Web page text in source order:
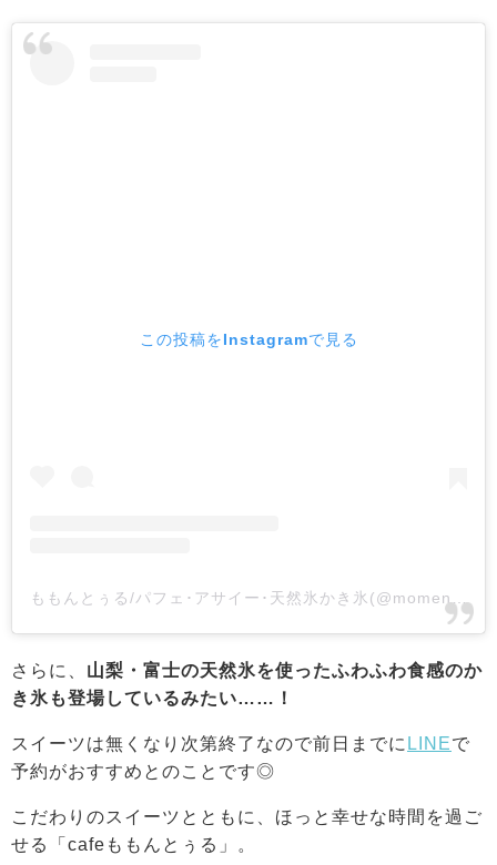
この投稿をInstagramで見る
さらに、 山梨・富士の天然氷を使ったふわふわ食感のか
き氷も登場しているみたい……！
スイーツは無くなり次第終了なので前日までに LINEで
予約がおすすめとのことです◎
こだわりのスイーツとともに、ほっと幸せな時間を過ご
せる「cafeももんとぅる」。